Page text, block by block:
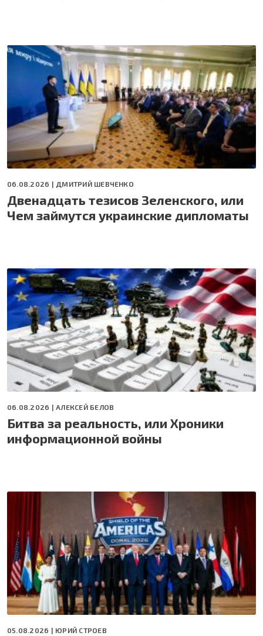
06.08.2026 | ДМИТРИЙ ШЕВЧЕНКО
Двенадцать тезисов Зеленского, или
Чем займутся украинские дипломаты
06.08.2026 | АЛЕКСЕЙ БЕЛОВ
Битва за реальность, или Хроники
информационной войны
05.08.2026 | ЮРИЙ СТРОЕВ